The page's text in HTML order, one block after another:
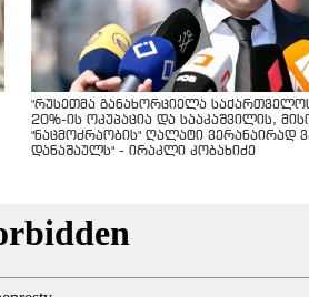
"რუსეთმა განახორციელა
20%-ის ოკუპაცია და სააკაშვილის,
"ნაცმოძრაობის" ღალატი ვერანაირად
დანაშაულს" - ირაკლი კობახიძე